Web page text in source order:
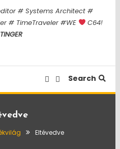
# Systems Architect #
# TimeTraveler #WE
C64!
Search
Eltévedve